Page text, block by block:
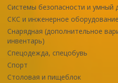
Системы безопасности и умный
СКС и инженерное оборудование
Снарядная (дополнительное
инвентарь)
Спецодежда, спецобувь
Спорт
Столовая и пищеблок